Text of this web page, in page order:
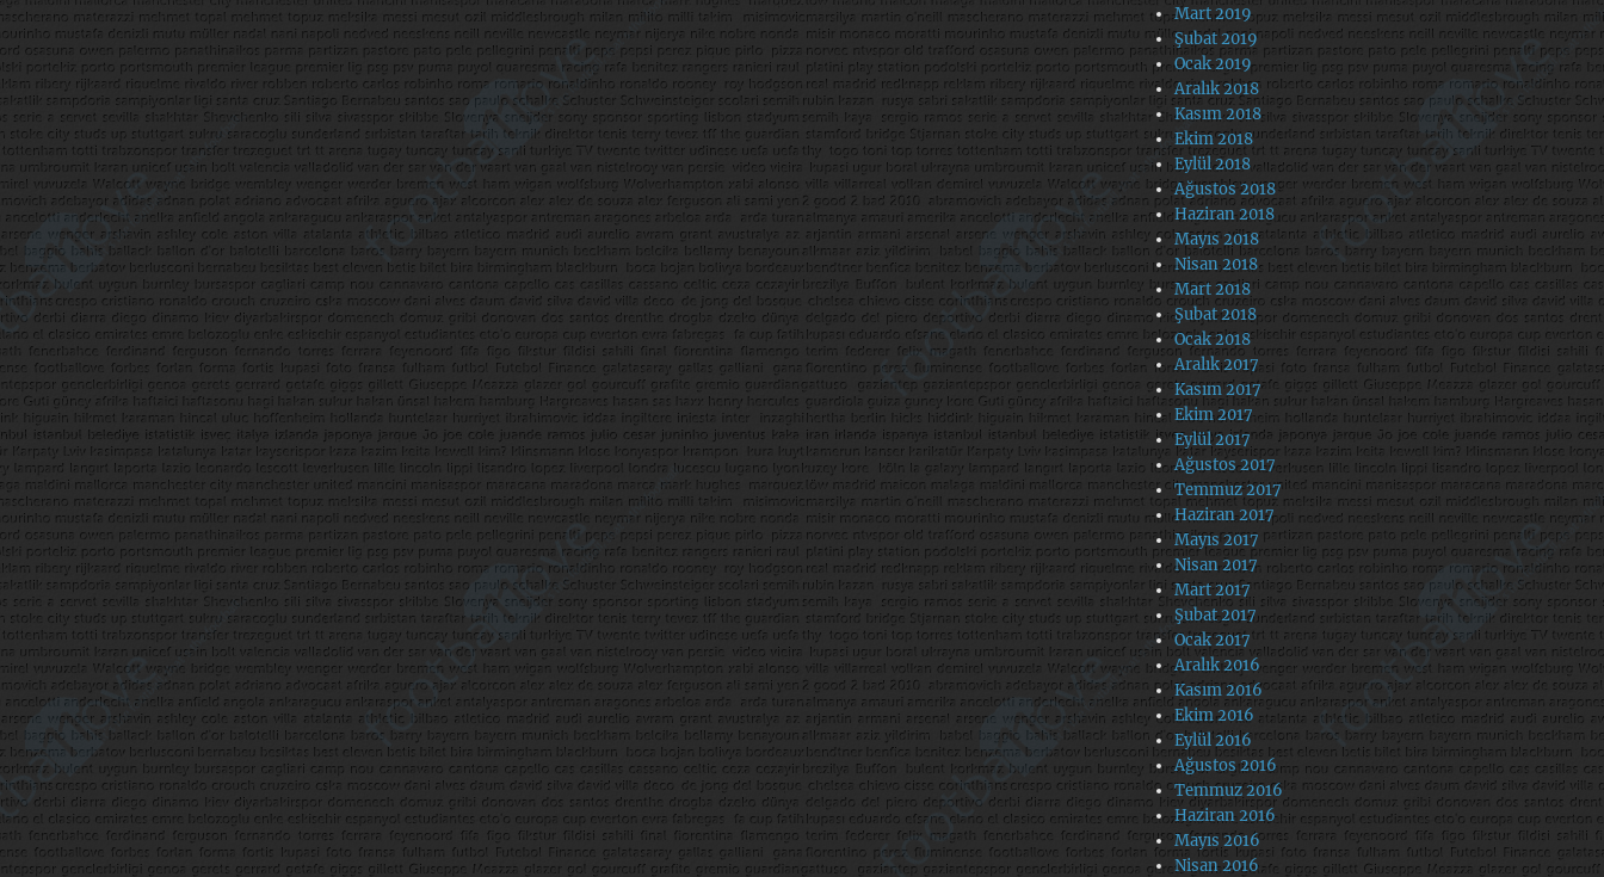
Mart 2019
Şubat 2019
Ocak 2019
Aralık 2018
Kasım 2018
Ekim 2018
Eylül 2018
Ağustos 2018
Haziran 2018
Mayıs 2018
Nisan 2018
Mart 2018
Şubat 2018
Ocak 2018
Aralık 2017
Kasım 2017
Ekim 2017
Eylül 2017
Ağustos 2017
Temmuz 2017
Haziran 2017
Mayıs 2017
Nisan 2017
Mart 2017
Şubat 2017
Ocak 2017
Aralık 2016
Kasım 2016
Ekim 2016
Eylül 2016
Ağustos 2016
Temmuz 2016
Haziran 2016
Mayıs 2016
Nisan 2016